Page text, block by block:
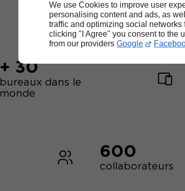
We use Cookies to improve user
personalising content and ads, as
traffic and optimizing social networks
clicking "I Agree" you consent to the
from our providers Google
+ 30
bureaux dans le
monde
600
collaborateurs